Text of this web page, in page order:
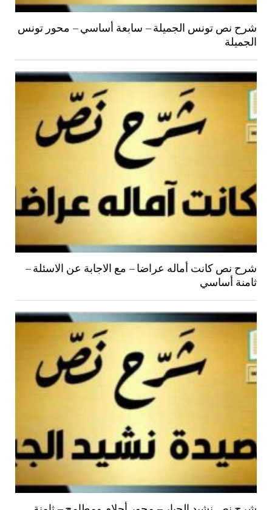
شرح نص تونس الجميلة – سابعة أساسي – محور تونس
الجميلة
شرح نص كانت أماله عراضا – مع الاجابة عن الاسئلة –
ثامنة أساسي